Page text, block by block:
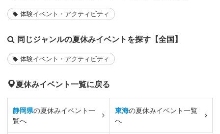
体験イベント・アクティビティ
同じジャンルの夏休みイベントを探す【全国】
体験イベント・アクティビティ
夏休みイベント一覧に戻る
静岡県の夏休みイベント一
覧へ
東海の夏休みイベント一覧
へ